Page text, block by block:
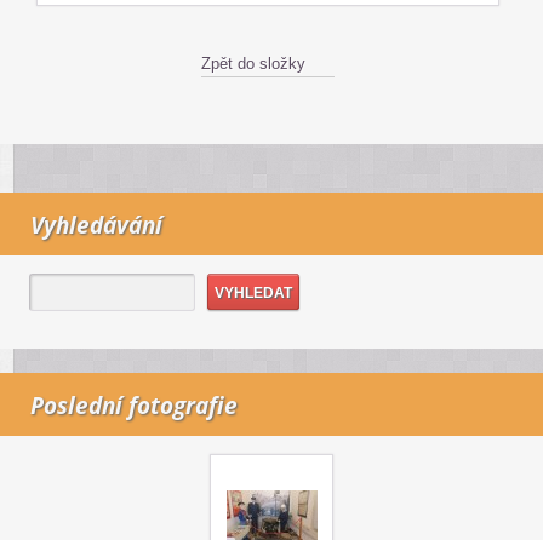
Zpět do složky
Vyhledávání
Poslední fotografie